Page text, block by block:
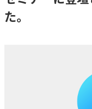
た。